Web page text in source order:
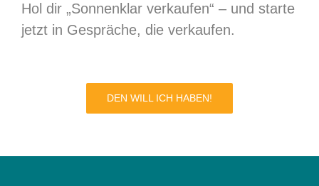
Hol dir „Sonnenklar verkaufen“ – und starte
jetzt in Gespräche, die verkaufen.
DEN WILL ICH HABEN!